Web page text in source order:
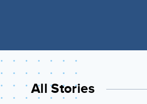
All Stories